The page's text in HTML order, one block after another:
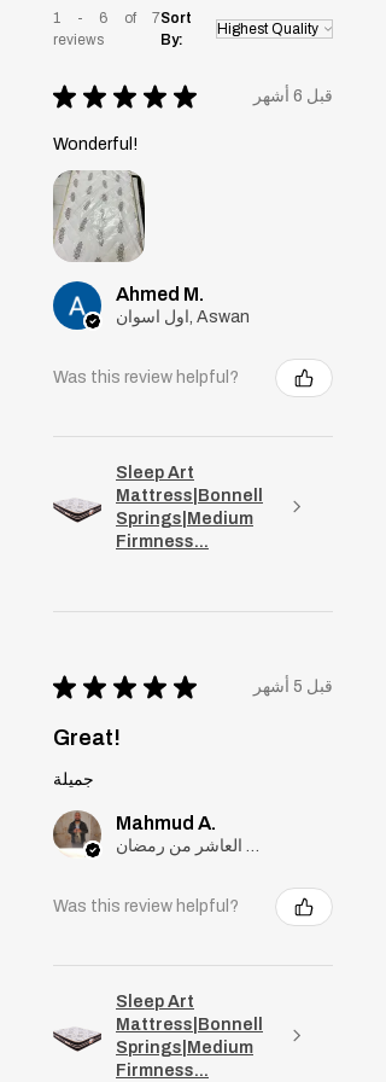
1 - 6 of 7
reviews
Sort
By:
★ ★ ★ ★ ★ قبل 6 أشهر
Wonderful!
Ahmed M.
اول اسوان, Aswan
Was this review helpful?
Sleep Art
Mattress|Bonnell
Springs|Medium
Firmness...
★ ★ ★ ★ ★ قبل 5 أشهر
Great!
جميلة
Mahmud A.
Was this review helpful?
Sleep Art
Mattress|Bonnell
Springs|Medium
Firmness...